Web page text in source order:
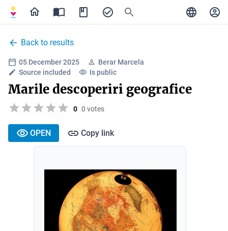
Back to results
05 December 2025
Berar Marcela
Source included
Is public
Marile descoperiri geografice
0 0 votes
OPEN Copy link